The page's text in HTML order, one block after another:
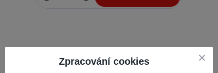
Zpracování cookies